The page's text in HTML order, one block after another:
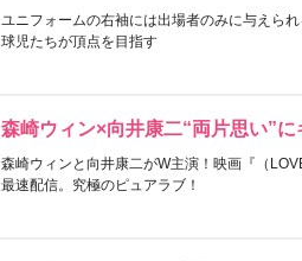
ユニフォームの右袖には出場者のみに与えら
球児たちが頂点を目指す
森崎ウィン×向井康二“両片思い”
森崎ウィンと向井康二がW主演！映画『（
最速配信。究極のピュアラブ！